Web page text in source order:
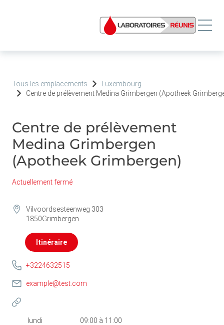
Tous les emplacements
Luxembourg
Centre de prélèvement Medina Grimbergen (Apotheek
Centre de prélèvement
Medina Grimbergen
(Apotheek Grimbergen)
Actuellement fermé
Vilvoordsesteenweg 303
1850Grimbergen
Itinéraire
+3224632515
example@test.com
lundi 09:00 à 11:00